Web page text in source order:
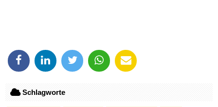
Schlagworte